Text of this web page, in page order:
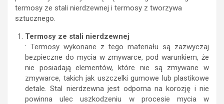
termosy ze stali nierdzewnej i termosy z tworzywa
sztucznego.
Termosy ze stali nierdzewnej
: Termosy wykonane z tego materiału są zazwyczaj
bezpieczne do mycia w zmywarce, pod warunkiem, że
nie posiadają elementów, które nie są zmywane w
zmywarce, takich jak uszczelki gumowe lub plastikowe
detale. Stal nierdzewna jest odporna na korozję i nie
powinna ulec uszkodzeniu w procesie mycia w